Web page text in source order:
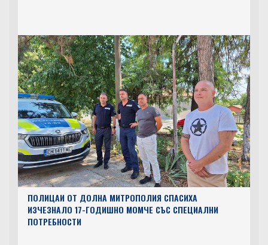
ПОЛИЦАИ ОТ ДОЛНА МИТРОПОЛИЯ СПАСИХА
ИЗЧЕЗНАЛО 17-ГОДИШНО МОМЧЕ СЪС СПЕЦИАЛНИ
ПОТРЕБНОСТИ